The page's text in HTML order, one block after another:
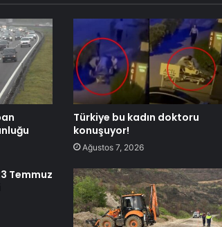
Türkiye bu kadın doktoru
konuşuyor!
Ağustos 7, 2026
Temmuz